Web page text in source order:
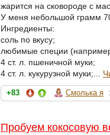
жарится на сковороде с
У меня небольшой грамм
Ингредиенты:
соль по вкусу;
любимые специи
4 ст. л. пшеничной муки;
4 ст. л. кукурузной муки;...
+83 Смолька я
Пробуем кокосовую